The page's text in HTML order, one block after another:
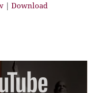
|Download